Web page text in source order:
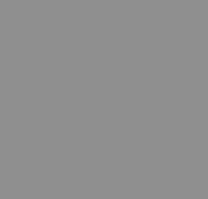
Praktik och arbetsträning
Jobba i Sollentuna kommun
Feriejobb i kommunen